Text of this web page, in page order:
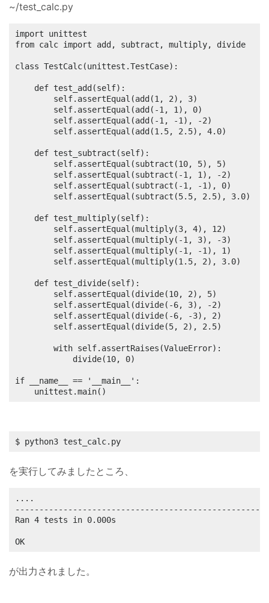
~/test_calc.py
import unittest
from calc import add, subtract, multiply, divide
class TestCalc(unittest.TestCase):
    def test_add(self):
        self.assertEqual(add(1, 2), 3)
        self.assertEqual(add(-1, 1), 0)
        self.assertEqual(add(-1, -1), -2)
        self.assertEqual(add(1.5, 2.5), 4.0)
    def test_subtract(self):
        self.assertEqual(subtract(10, 5), 5)
        self.assertEqual(subtract(-1, 1), -2)
        self.assertEqual(subtract(-1, -1), 0)
        self.assertEqual(subtract(5.5, 2.5), 3.0)
    def test_multiply(self):
        self.assertEqual(multiply(3, 4), 12)
        self.assertEqual(multiply(-1, 3), -3)
        self.assertEqual(multiply(-1, -1), 1)
        self.assertEqual(multiply(1.5, 2), 3.0)
    def test_divide(self):
        self.assertEqual(divide(10, 2), 5)
        self.assertEqual(divide(-6, 3), -2)
        self.assertEqual(divide(-6, -3), 2)
        self.assertEqual(divide(5, 2), 2.5)
        with self.assertRaises(ValueError):
            divide(10, 0)
if __name__ == '__main__':
    unittest.main()
$ python3 test_calc.py
を実行してみましたところ、
....
Ran 4 tests in 0.000s
OK
が出力されました。